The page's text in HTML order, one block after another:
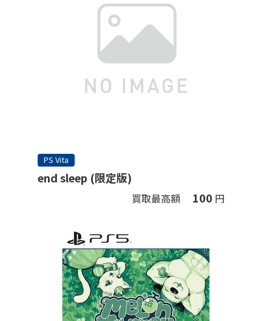
PS Vita
end sleep (限定版)
買取最高額 100 円